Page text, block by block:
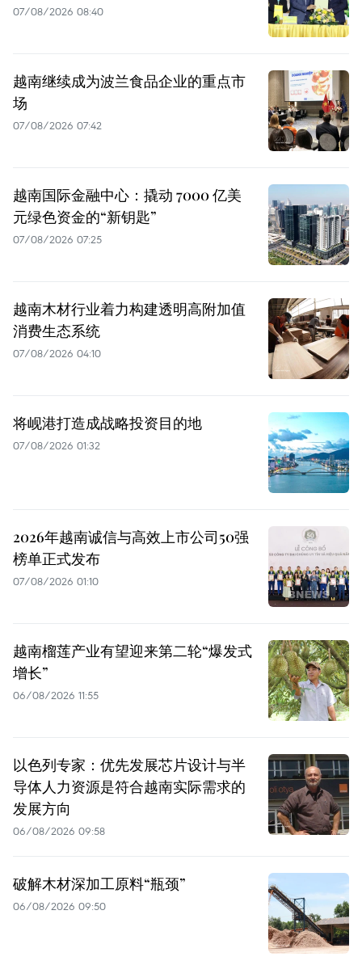
07/08/2026 08:40
越南继续成为波兰食品企业的重点市
场
07/08/2026 07:42
越南国际金融中心：撬动 7000 亿美
元绿色资金的“新钥匙”
07/08/2026 07:25
越南木材行业着力构建透明高附加值
消费生态系统
07/08/2026 04:10
将岘港打造成战略投资目的地
07/08/2026 01:32
2026年越南诚信与高效上市公司50强
榜单正式发布
07/08/2026 01:10
越南榴莲产业有望迎来第二轮“爆发式
增长”
06/08/2026 11:55
以色列专家：优先发展芯片设计与半
导体人力资源是符合越南实际需求的
发展方向
06/08/2026 09:58
破解木材深加工原料“瓶颈”
06/08/2026 09:50